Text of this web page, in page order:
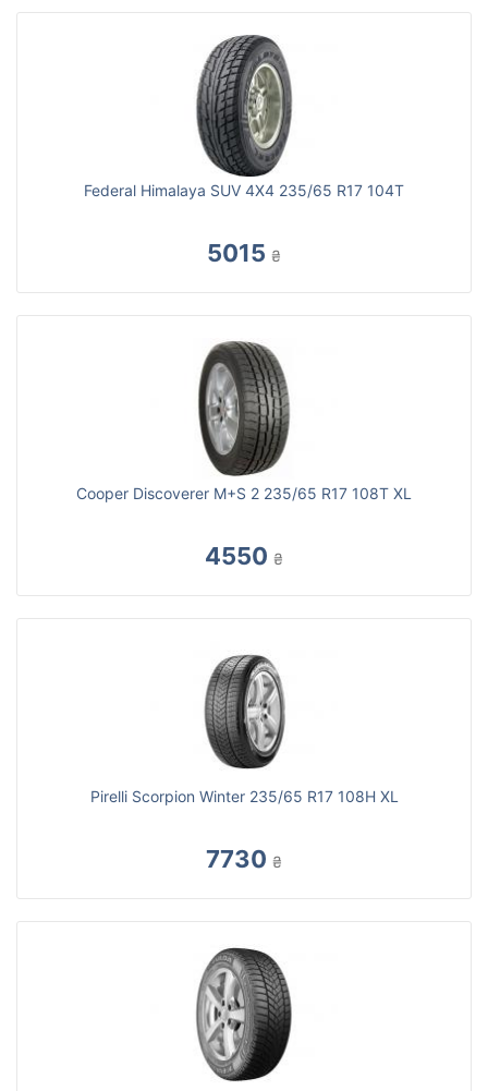
Federal Himalaya SUV 4X4 235/65 R17 104T
5015 ₴
Cooper Discoverer M+S 2 235/65 R17 108T XL
4550 ₴
Pirelli Scorpion Winter 235/65 R17 108H XL
7730 ₴